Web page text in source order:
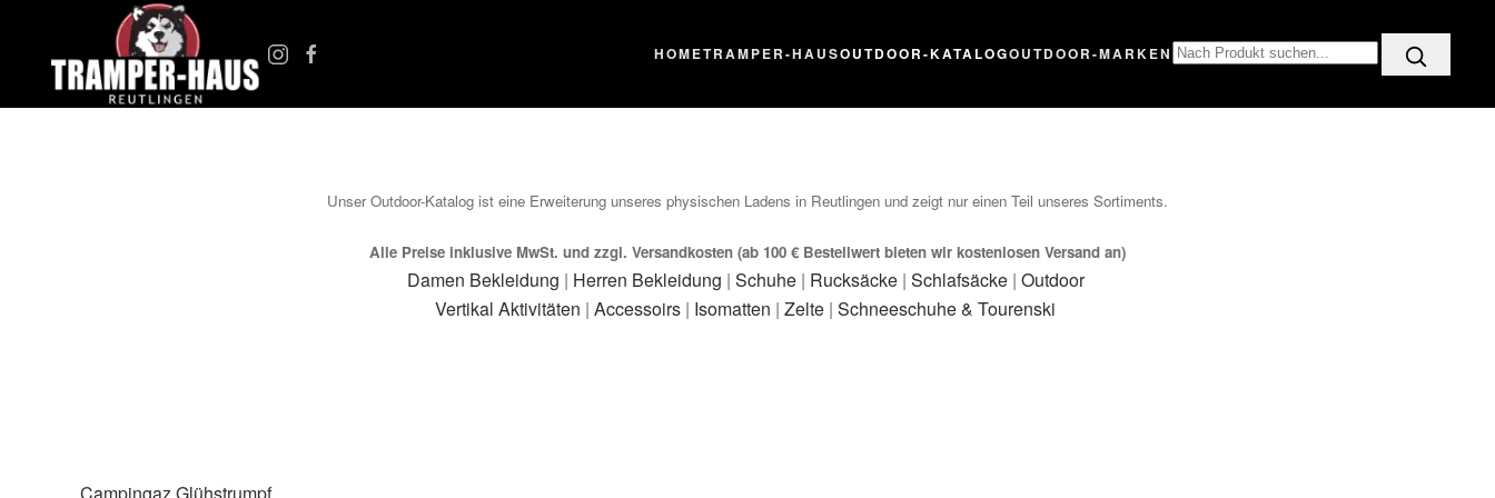
Zum Hauptinhalt springen HOMETRAMPER-HAUSOUTDOOR-KATALOGOUTDOOR-MARKEN
Unser Outdoor-Katalog ist eine Erweiterung unseres physischen Ladens in Reutlingen und zeigt nur einen Teil unseres Sortiments.
Alle Preise inklusive MwSt. und zzgl. Versandkosten (ab 100 € Bestellwert bieten wir kostenlosen Versand an)
Damen Bekleidung | Herren Bekleidung | Schuhe| Rucksäcke| Schlafsäcke| Outdoor
Vertikal Aktivitäten | Accessoirs | Isomatten | Zelte | Schneeschuhe & Tourenski